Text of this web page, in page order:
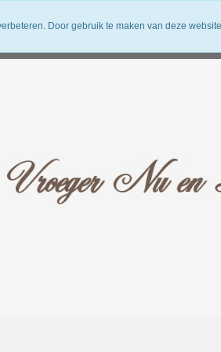
Verzendkosten Vroeger Nu en
Door gebruik te maken van deze